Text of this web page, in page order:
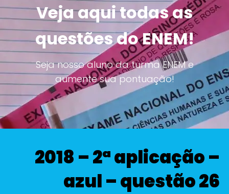
Veja aqui todas as
questões do ENEM!
Seja nosso aluno da turma ENEM e
aumente sua pontuação!
2018 – 2ª aplicação –
azul – questão 26